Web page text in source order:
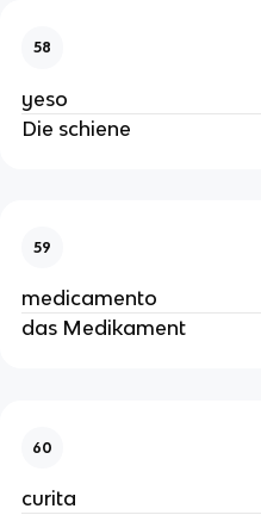
58
yeso
Die schiene
59
medicamento
das Medikament
60
curita